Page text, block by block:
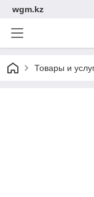
wgm.kz
Товары и